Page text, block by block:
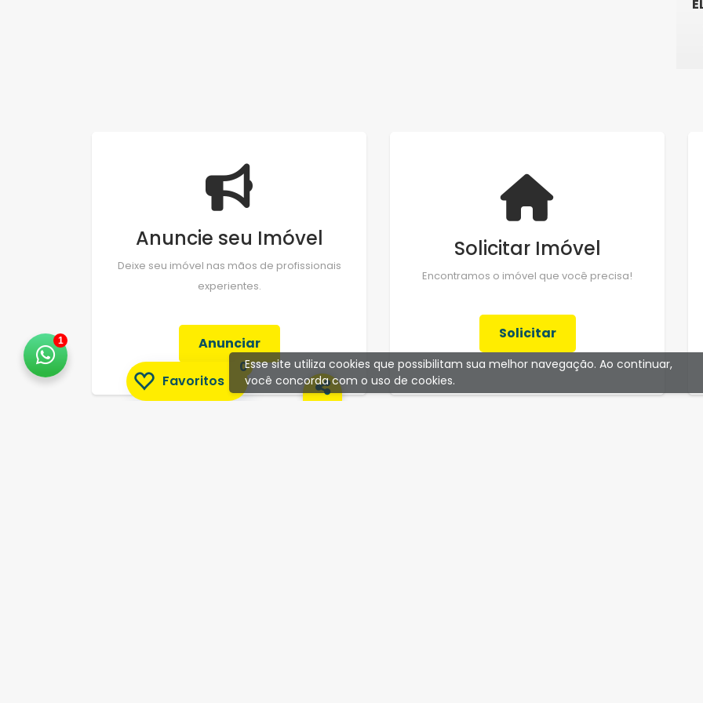
Anuncie seu Imóvel
Deixe seu imóvel nas mãos de profissionais
experientes.
Anunciar
Solicitar Imóvel
Encontramos o imóvel que você precisa!
Solicitar
1
Favoritos
0Esse site utiliza cookies que possibilitam sua melhor navegação. Ao continuar,
você concorda com o uso de cookies.